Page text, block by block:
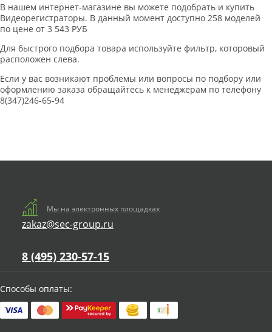
В нашем интернет-магазине вы можете подобрать и купить
Видеорегистраторы. В данный момент доступно 258 моделей
по цене от 3 543 РУБ
Для быстрого подбора товара используйте фильтр, которовый
расположен слева.
Если у вас возникают проблемы или вопросы по подбору или
оформлению заказа обращайтесь к менеджерам по телефону
8(347)246-65-94
Мы на электронных площадках
zakaz@sec-group.ru
8 (495) 230-57-15
Способы оплаты: